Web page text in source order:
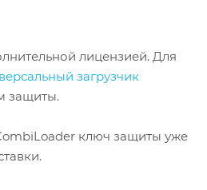
лицензией. Для
загрузчик
защиты.
ключ защиты уже